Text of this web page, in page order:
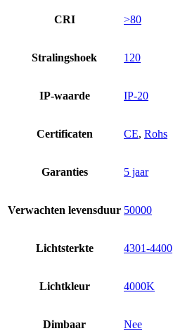
CRI >80
Stralingshoek 120
IP-waarde IP-20
Certificaten CE, Rohs
Garanties 5 jaar
Verwachten levensduur 50000
Lichtsterkte 4301-4400
Lichtkleur 4000K
Dimbaar Nee